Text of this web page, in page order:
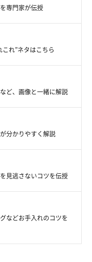
グセがあるというルチーち
い主さんの言うことをよく
専門家が伝授
れ”ネタはこちら
ど、画像と一緒に解説
分かりやすく解説
見逃さないコツを伝授
などお手入れのコツを